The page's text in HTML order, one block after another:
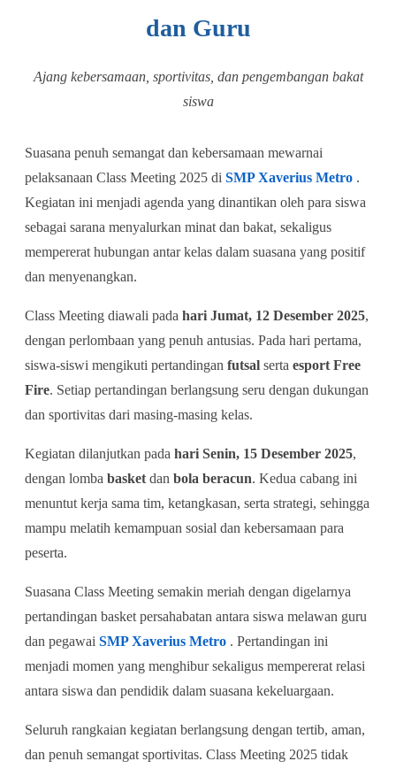
dan Guru
Ajang kebersamaan, sportivitas, dan pengembangan bakat
siswa
Suasana penuh semangat dan kebersamaan mewarnai
pelaksanaan Class Meeting 2025 di SMP Xaverius Metro .
Kegiatan ini menjadi agenda yang dinantikan oleh para siswa
sebagai sarana menyalurkan minat dan bakat, sekaligus
mempererat hubungan antar kelas dalam suasana yang positif
dan menyenangkan.
Class Meeting diawali pada hari Jumat, 12 Desember 2025,
dengan perlombaan yang penuh antusias. Pada hari pertama,
siswa-siswi mengikuti pertandingan futsal serta esport Free
Fire. Setiap pertandingan berlangsung seru dengan dukungan
dan sportivitas dari masing-masing kelas.
Kegiatan dilanjutkan pada hari Senin, 15 Desember 2025,
dengan lomba basket dan bola beracun. Kedua cabang ini
menuntut kerja sama tim, ketangkasan, serta strategi, sehingga
mampu melatih kemampuan sosial dan kebersamaan para
peserta.
Suasana Class Meeting semakin meriah dengan digelarnya
pertandingan basket persahabatan antara siswa melawan guru
dan pegawai SMP Xaverius Metro . Pertandingan ini
menjadi momen yang menghibur sekaligus mempererat relasi
antara siswa dan pendidik dalam suasana kekeluargaan.
Seluruh rangkaian kegiatan berlangsung dengan tertib, aman,
dan penuh semangat sportivitas. Class Meeting 2025 tidak